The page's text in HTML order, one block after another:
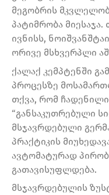
მეგობრის
პატიმრობა მიესაჯა.
ივნისს,
ორივე მსხვერპლი
ქალაქ კემპტენში
პროცესზე
თქვა, რომ
“განსაკუთრებული
მსჯავრდებული
პრაქტიკის
ავტომატურად
გათავისუფლდება.
მსჯავრდებულის